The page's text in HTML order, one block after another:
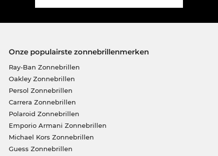
Onze populairste zonnebrillenmerken
Ray-Ban Zonnebrillen
Oakley Zonnebrillen
Persol Zonnebrillen
Carrera Zonnebrillen
Polaroid Zonnebrillen
Emporio Armani Zonnebrillen
Michael Kors Zonnebrillen
Guess Zonnebrillen